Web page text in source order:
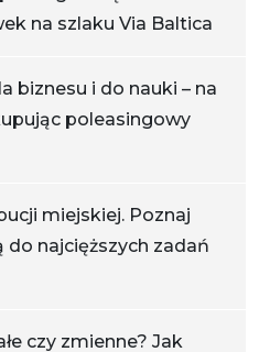
na szlaku Via Baltica
biznesu i do nauki – na
poleasingowy
miejskiej. Poznaj
najcięższych zadań
czy zmienne? Jak